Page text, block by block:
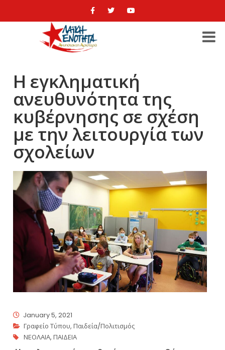
Η εγκληματική
ανευθυνότητα της
κυβέρνησης σε σχέση
με την λειτουργία των
σχολείων
January 5, 2021
Γραφείο Τύπου,Παιδεία/Πολιτισμός
ΝΕΟΛΑΙΑ,ΠΑΙΔΕΙΑ